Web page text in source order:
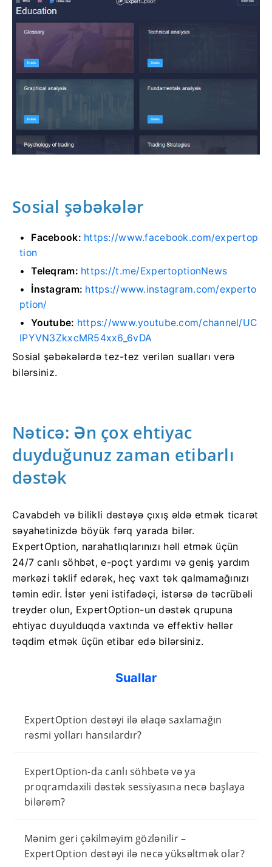
Sosial şəbəkələr
Facebook: https://www.facebook.com/expertop
tion
Teleqram: https://t.me/ExpertoptionNews
İnstagram: https://www.instagram.com/experto
ption/
Youtube: https://www.youtube.com/channel/UC
IPYVN3ZkxcMR54xx6_6vDA
Sosial şəbəkələrdə tez-tez verilən sualları verə
bilərsiniz.
Nəticə: Ən çox ehtiyac
duyduğunuz zaman etibarlı
dəstək
Cavabdeh və bilikli dəstəyə çıxış əldə etmək ticarət
səyahətinizdə böyük fərq yarada bilər.
ExpertOption, narahatlıqlarınızı həll etmək üçün
24/7 canlı söhbət, e-poçt yardımı və geniş yardım
mərkəzi təklif edərək, heç vaxt tək qalmamağınızı
təmin edir. İstər yeni istifadəçi, istərsə də təcrübəli
treyder olun, ExpertOption-un dəstək qrupuna
ehtiyac duyulduqda vaxtında və effektiv həllər
təqdim etmək üçün etibar edə bilərsiniz.
Suallar
ExpertOption dəstəyi ilə əlaqə saxlamağın
rəsmi yolları hansılardır?
ExpertOption-da canlı söhbətə və ya
proqramdaxili dəstək sessiyasına necə başlaya
bilərəm?
Mənim geri çəkilməyim gözlənilir –
ExpertOption dəstəyi ilə necə yüksəltmək olar?